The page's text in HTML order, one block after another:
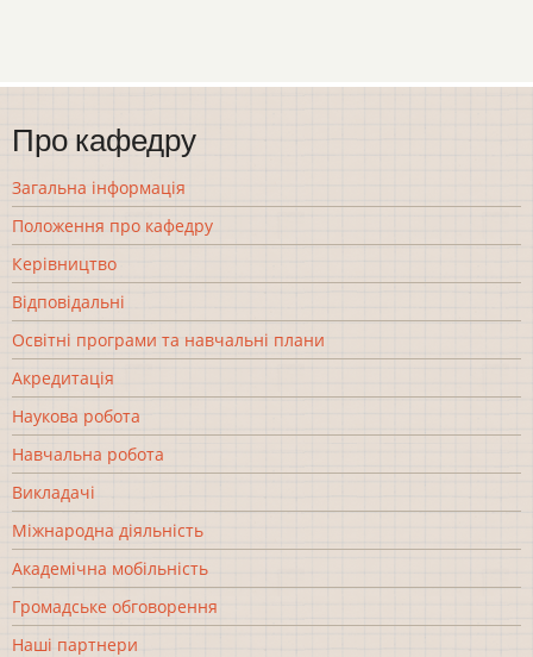
Про кафедру
Загальна інформація
Положення про кафедру
Керівництво
Відповідальні
Освітні програми та навчальні плани
Акредитація
Наукова робота
Навчальна робота
Викладачі
Міжнародна діяльність
Академічна мобільність
Громадське обговорення
Наші партнери